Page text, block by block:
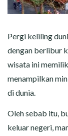
Pergi keliling
dengan berlibur
wisata ini
menampilkan
di dunia.
Oleh sebab itu,
keluar negeri,